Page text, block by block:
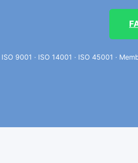
ISO 9001 · ISO 14001 · ISO 45001 ·